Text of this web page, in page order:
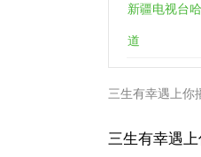
新疆电视台
道
三生有幸遇上你
三生有幸遇